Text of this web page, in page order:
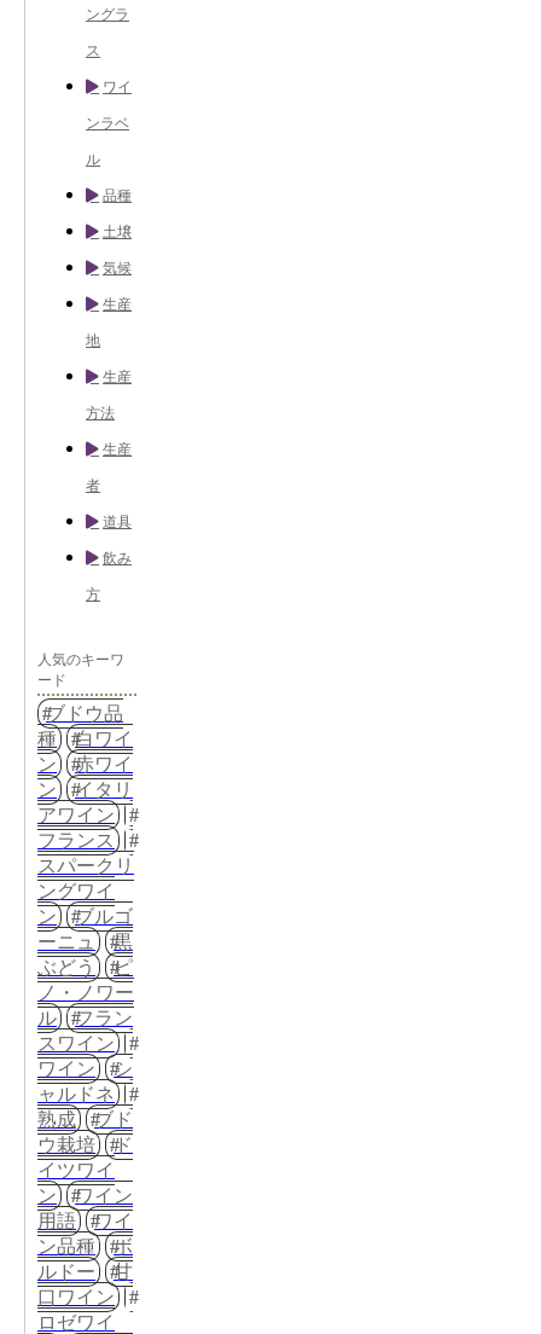
ングラ
ス
ワイ
ンラベ
ル
品種
土壌
気候
生産
地
生産
方法
生産
者
道具
飲み
方
人気のキーワ
ード
ブドウ品
種
白ワイ
ン
赤ワイ
ン
イタリ
アワイン
フランス
スパークリ
ングワイ
ン
ブルゴ
ーニュ
黒
ぶどう
ピ
ノ・ノワー
ル
フラン
スワイン
ワイン
シ
ャルドネ
熟成
ブド
ウ栽培
ド
イツワイ
ン
ワイン
用語
ワイ
ン品種
ボ
ルドー
甘
口ワイン
ロゼワイ